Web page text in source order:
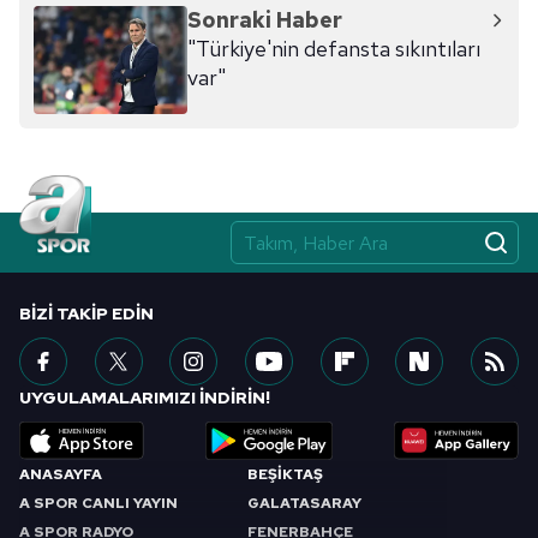
ilgili mevzuata uygun olarak kullanılan çerezlerle ilgili bilgi
almak için lütfentıklayınız.
Sonraki Haber
"Türkiye'nin defansta sıkıntıları
var"
ANASAYFA
A SPOR CANLI YAYIN
A SPOR RADYO
BEŞİKTAŞ
GALATASARAY
FENERBAHÇE
BIZI TAKIP EDIN
UYGULAMALARIMIZI İNDİRİN!